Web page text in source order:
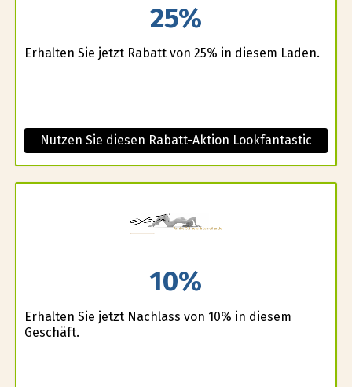
25%
Erhalten Sie jetzt Rabatt von 25% in diesem Laden.
Nutzen Sie diesen Rabatt-Aktion Lookfantastic
10%
Erhalten Sie jetzt Nachlass von 10% in diesem
Geschäft.